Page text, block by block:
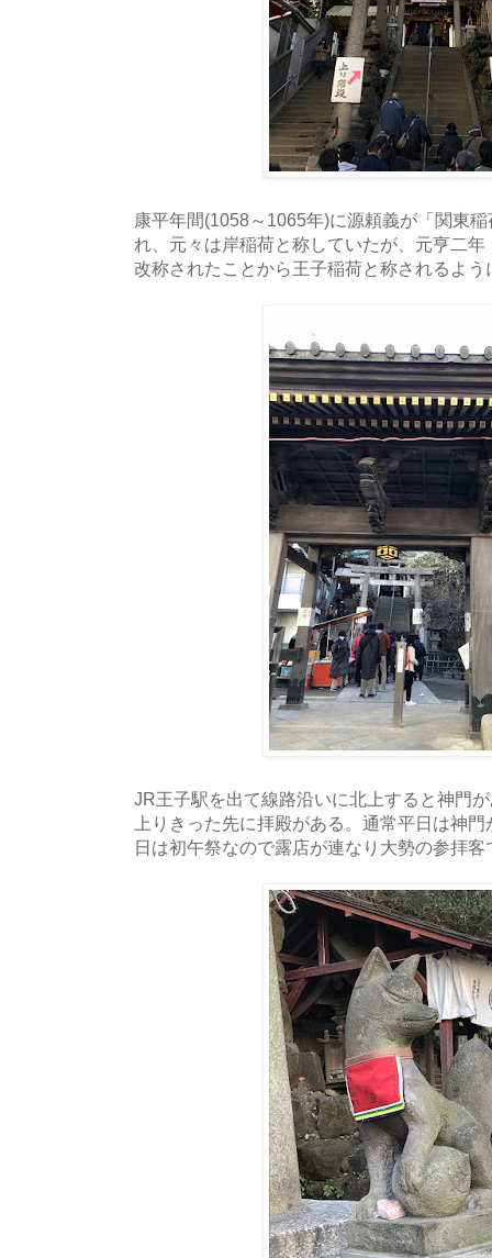
康平年間(1058～1065年)に源頼義が「関東
れ、元々は岸稲荷と称していたが、元亨二
改称されたことから王子稲荷と称されるよう
JR王子駅を出て線路沿いに北上すると神門
上りきった先に拝殿がある。通常平日は神
日は初午祭なので露店が連なり大勢の参拝